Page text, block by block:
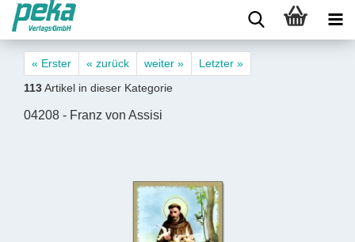
« Erster « zurück weiter »
Letzter »
113Artikel in dieser Kategorie
04208 - Franz von Assisi